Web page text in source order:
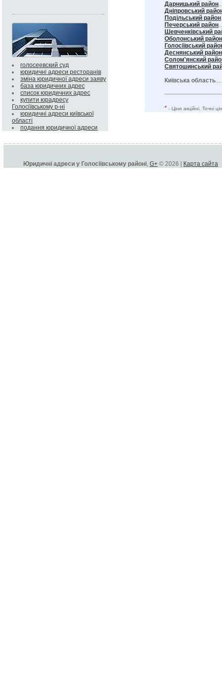
голосеевский суд
юридичні адреси ресторанів
зміна юридичної адреси заяву
база юридичних адрес
список юридичних адрес
купити юрадресу
Голосіївському р-ні
юридичні адреси київської
області
подання юридичної адреси
Дарницький район
Дніпровський
Подільський район
Печерський район
Шевченківський
Оболонський район
Голосіївський
Деснянський район
Солом'янский
Святошинський
Київська область
* - Ціни акційні. Точні
Юридичні адреси у Голосіївському районі, G+ © 2026 | Карта сайта